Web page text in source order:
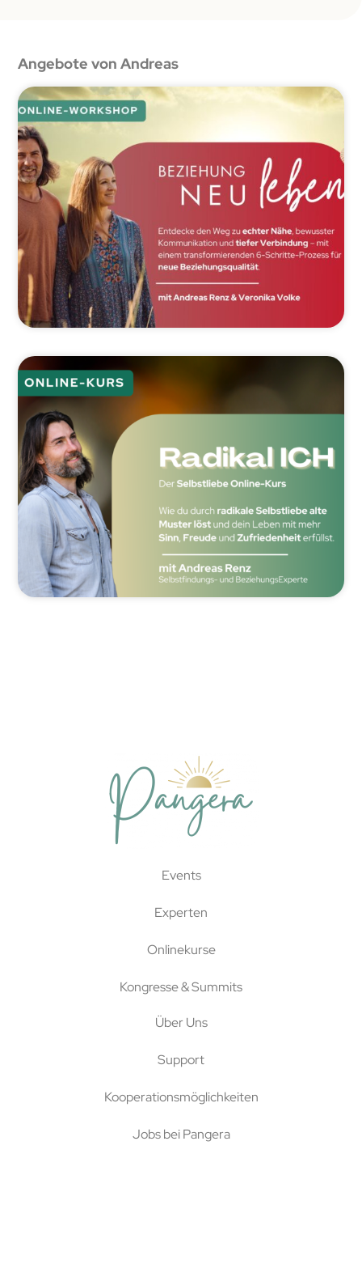
Angebote von Andreas
Events
Experten
Onlinekurse
Kongresse & Summits
Über Uns
Support
Kooperationsmöglichkeiten
Jobs bei Pangera